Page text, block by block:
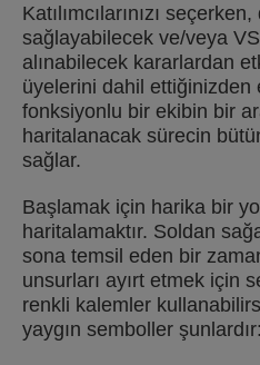
Katılımcılarınızı
sağlayabilecek ve/veya
alınabilecek kararlardan
üyelerini dahil ettiğinizden
fonksiyonlu bir ekibin bir
haritalanacak sürecin
sağlar.
Başlamak için harika bir
haritalamaktır. Soldan
sona temsil eden bir
unsurları ayırt etmek için
renkli kalemler
yaygın semboller şunlardır: